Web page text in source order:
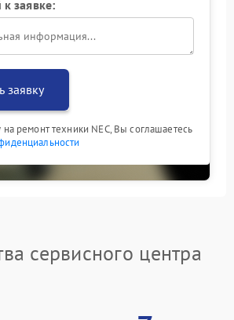
заявке:
заявку
на ремонт техники NEC, Вы соглашаетесь
сервисного центра